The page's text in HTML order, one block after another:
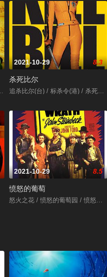
三个白痴 / 三个傻蛋 / 三个呆瓜 / 三
2021-10-29 8.3
杀死比尔
追杀比尔(台) / 标杀令(港) / 杀死比
2021-10-29 8.5
愤怒的葡萄
怒火之花 / 愤怒的葡萄园 / 愤怒的